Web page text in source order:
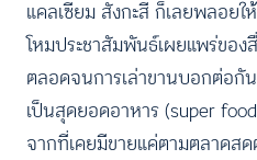
แคลเซียม สังกะสี ก็เลยพลอย
โหมประชาสัมพันธ์เผยแพร่ของ
ตลอดจนการเล่าขานบอกต่อกั
เป็นสุดยอดอาหาร (super
จากที่เคยมีขายแค่ตามตลาดส